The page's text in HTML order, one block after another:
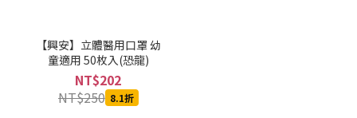
【興安】立體醫用口罩 幼
童適用 50枚入(恐龍)
NT$202
NT$250 8.1折